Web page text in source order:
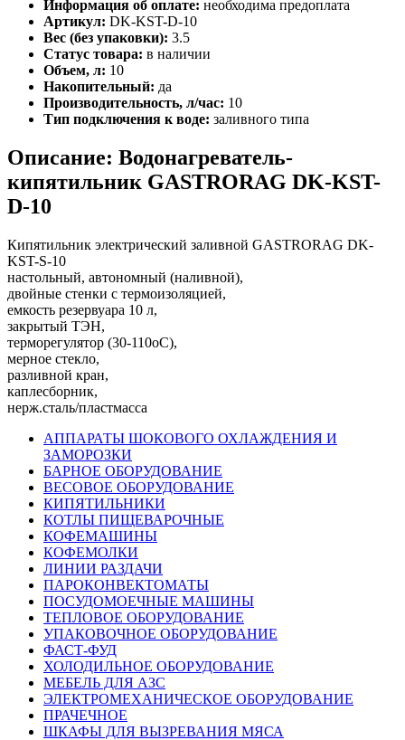
Информация об оплате: необходима предоплата
Артикул: DK-KST-D-10
Вес (без упаковки): 3.5
Статус товара: в наличии
Объем, л: 10
Накопительный: да
Производительность, л/час: 10
Тип подключения к воде: заливного типа
Описание: Водонагреватель-
кипятильник GASTRORAG DK-KST-
D-10
Кипятильник электрический заливной GASTRORAG DK-
KST-S-10
настольный, автономный (наливной),
двойные стенки с термоизоляцией,
емкость резервуара 10 л,
закрытый ТЭН,
терморегулятор (30-110оС),
мерное стекло,
разливной кран,
каплесборник,
нерж.сталь/пластмасса
АППАРАТЫ ШОКОВОГО ОХЛАЖДЕНИЯ И
ЗАМОРОЗКИ
БАРНОЕ ОБОРУДОВАНИЕ
ВЕСОВОЕ ОБОРУДОВАНИЕ
КИПЯТИЛЬНИКИ
КОТЛЫ ПИЩЕВАРОЧНЫЕ
КОФЕМАШИНЫ
КОФЕМОЛКИ
ЛИНИИ РАЗДАЧИ
ПАРОКОНВЕКТОМАТЫ
ПОСУДОМОЕЧНЫЕ МАШИНЫ
ТЕПЛОВОЕ ОБОРУДОВАНИЕ
УПАКОВОЧНОЕ ОБОРУДОВАНИЕ
ФАСТ-ФУД
ХОЛОДИЛЬНОЕ ОБОРУДОВАНИЕ
МЕБЕЛЬ ДЛЯ АЗС
ЭЛЕКТРОМЕХАНИЧЕСКОЕ ОБОРУДОВАНИЕ
ПРАЧЕЧНОЕ
ШКАФЫ ДЛЯ ВЫЗРЕВАНИЯ МЯСА